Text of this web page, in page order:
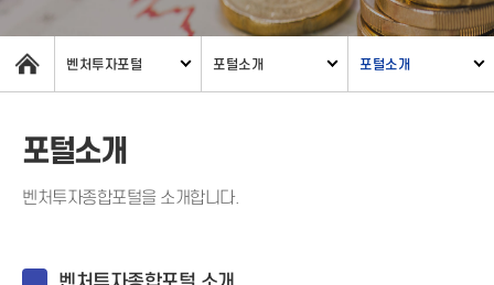
벤처투자포털 포털소개 포털소개
포털소개
벤처투자종합포털을 소개합니다.